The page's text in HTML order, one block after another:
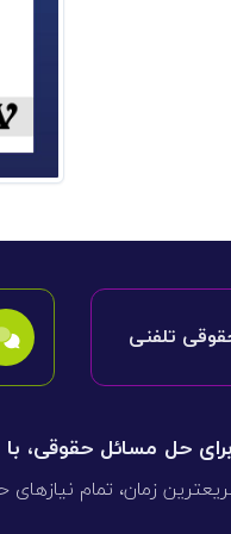
تلفنی
برای حل مسائل حقوقی،
زمان، تمام